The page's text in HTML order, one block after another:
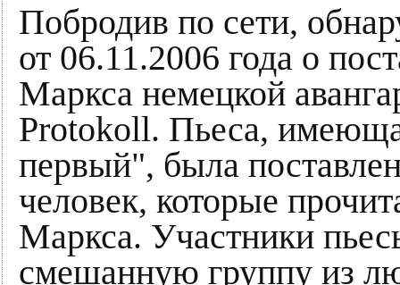
Побродив по сети,
от 06.11.2006 года о
Маркса немецкой
Protokoll. Пьеса,
первый", была
человек, которые
Маркса. Участники
смешанную группу из